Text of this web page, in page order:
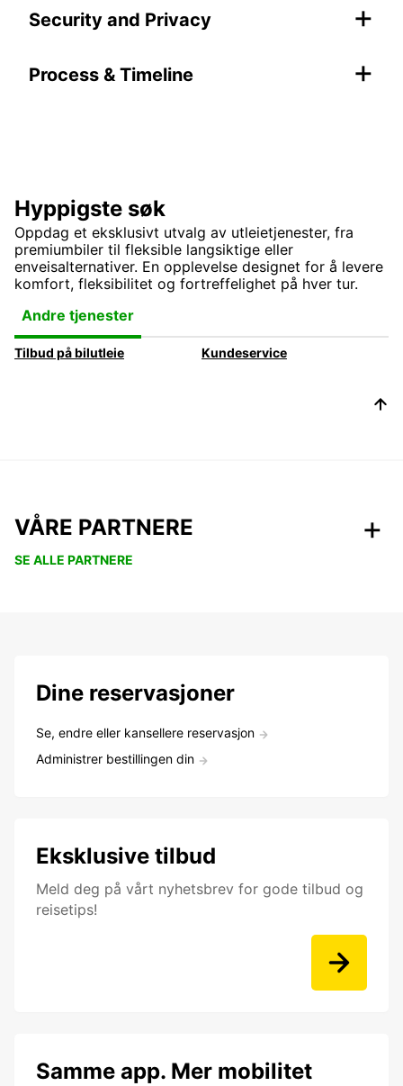
Security and Privacy +
Process & Timeline +
Hyppigste søk
Oppdag et eksklusivt utvalg av utleietjenester, fra
premiumbiler til fleksible langsiktige eller
enveisalternativer. En opplevelse designet for å levere
komfort, fleksibilitet og fortreffelighet på hver tur.
Andre tjenester
Tilbud på bilutleie Kundeservice
VÅRE PARTNERE
SE ALLE PARTNERE
Dine reservasjoner
Se, endre eller kansellere reservasjon
Administrer bestillingen din
Eksklusive tilbud
Meld deg på vårt nyhetsbrev for gode tilbud og
reisetips!
Samme app. Mer mobilitet